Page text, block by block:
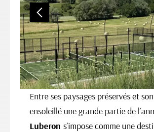
Entre ses paysages préservés et
ensoleillé une grande partie de
Luberon s’impose comme une